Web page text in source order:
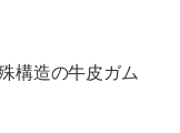
構造の牛皮ガム